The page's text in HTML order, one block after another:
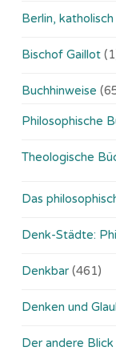
Berlin, katholisch
Bischof Gaillot
Buchhinweise
Philosophische
Theologische
Das
Denk-Städte:
Denkbar (461)
Denken und
Der andere